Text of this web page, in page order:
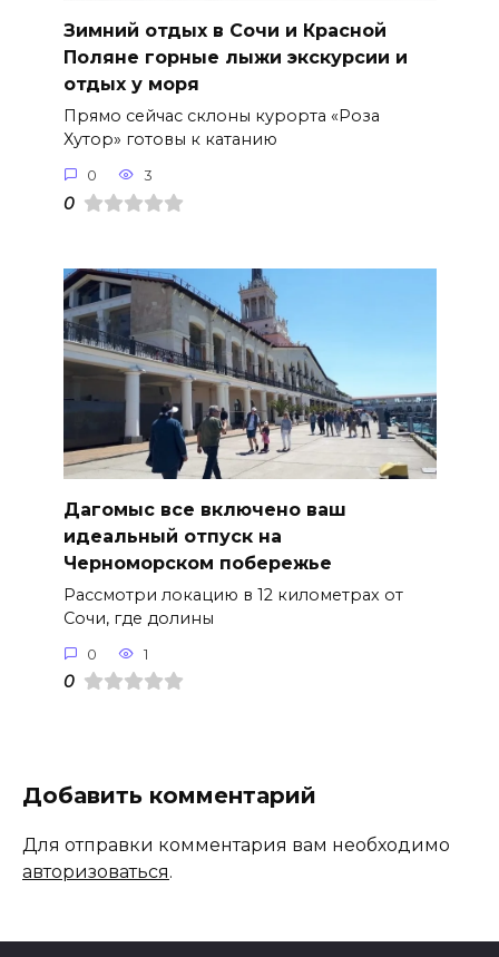
Зимний отдых в Сочи и Красной
Поляне горные лыжи экскурсии и
отдых у моря
Прямо сейчас склоны курорта «Роза
Хутор» готовы к катанию
0 3
0
Дагомыс все включено ваш
идеальный отпуск на
Черноморском побережье
Рассмотри локацию в 12 километрах от
Сочи, где долины
0 1
0
Добавить комментарий
Для отправки комментария вам необходимо
авторизоваться.